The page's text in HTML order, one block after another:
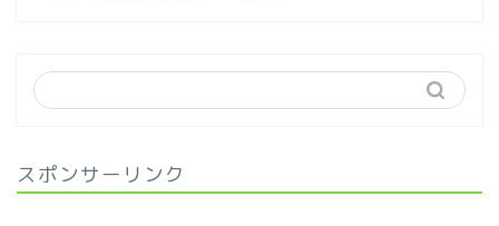
スポンサーリンク